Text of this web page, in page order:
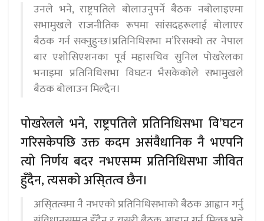
उनले भने, राष्ट्रपतिले बोलाउनुपर्ने बैठक नबोलाइएमा
सभामुखले राजनीतिक रूपमा सांसदहरूलाई बोलाएर
बैठक गर्न सक्नुहुन्छ।प्रतिनिधिसभा म’रिसक्यो तर नेपाल
बार एशोसिएशनका पूर्व महासचिव सुनिल पोखरेलका
भनाइमा प्रतिनिधिसभा विघटन भैसकेकोले सभामुखले
बैठक बोलाउन मिल्दैन।
पोखरेलले भने, राष्ट्रपतिले प्रतिनिधिसभा वि’घटन
गरिसकेपछि उक्त कदम असंवैधानिक नै भएपनि
त्यो निर्णय बदर नभएसम्म प्रतिनिधिसभा जीवित
हुँदैन, त्यसको असि्तत्व छैन।
असि्तत्वमा नै नभएको प्रतिनिधिसभाको बैठक आह्वान गर्नु